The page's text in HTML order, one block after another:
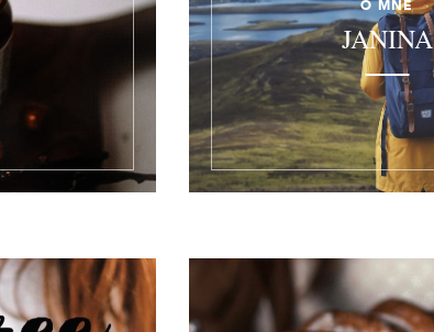
O MNĚ
JANINA